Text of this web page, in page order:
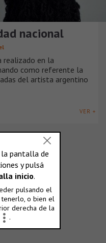
nacional
realizado en la
como referente la
del artista argentino
VER +